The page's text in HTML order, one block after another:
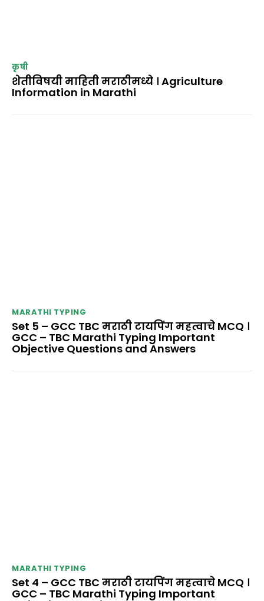
कृषी
शेतीविषयी माहिती मराठीमध्ये । Agriculture
Information in Marathi
MARATHI TYPING
Set 5 – GCC TBC मराठी टायपिंग महत्वाचे MCQ ।
GCC – TBC Marathi Typing Important
Objective Questions and Answers
MARATHI TYPING
Set 4 – GCC TBC मराठी टायपिंग महत्वाचे MCQ ।
GCC – TBC Marathi Typing Important